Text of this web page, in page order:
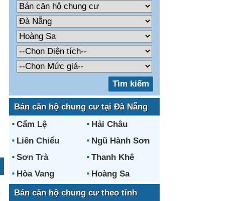
Bán căn hộ chung cư tại Đà Nẵng
Cẩm Lệ
Hải Châu
Liên Chiểu
Ngũ Hành Sơn
Sơn Trà
Thanh Khê
Hòa Vang
Hoàng Sa
Bán căn hộ chung cư theo tỉnh